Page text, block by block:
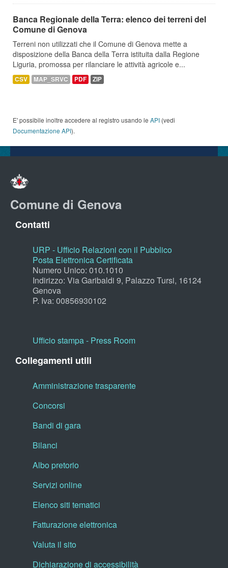
Banca Regionale della Terra: elenco dei terreni del
Comune di Genova
Terreni non utilizzati che il Comune di Genova mette a
disposizione della Banca della Terra istituita dalla Regione
Liguria, promossa per rilanciare le attività agricole e...
CSV MAP_SRVC PDF ZIP
E' possibile inoltre accedere al registro usando le API (vedi
Documentazione API).
Comune di Genova
Contatti
URP - Ufficio Relazioni con il Pubblico
Posta Elettronica Certificata
Numero Unico: 010.1010
Indirizzo: Via Garibaldi 9, Palazzo Tursi, 16124
Genova
P. Iva: 00856930102
Ufficio stampa - Press Room
Collegamenti utili
Amministrazione trasparente
Concorsi
Bandi di gara
Bilanci
Albo pretorio
Servizi online
Elenco siti tematici
Fatturazione elettronica
Valuta il sito
Dichiarazione di accessibilità